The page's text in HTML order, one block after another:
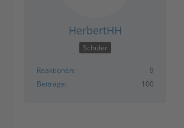
HerbertHH
Schüler
Reaktionen
9
Beiträge
100